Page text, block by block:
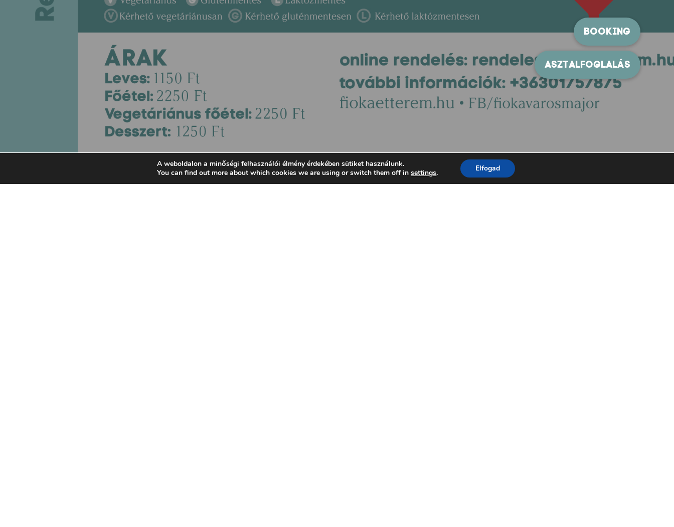
A weboldalon a minőségi felhasználói élmény érdekében sütiket használunk.
You can find out more about which cookies we are using or switch them off insettings. Elfogad